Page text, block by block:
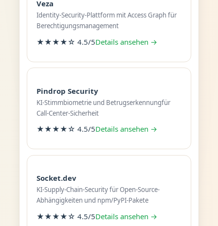
Veza
Identity-Security-Plattform mit Access Graph für
Berechtigungsmanagement
★★★★☆ 4.5/5Details ansehen →
Pindrop Security
KI-Stimmbiometrie und Betrugserkennungfür
Call-Center-Sicherheit
★★★★☆ 4.5/5Details ansehen →
Socket.dev
KI-Supply-Chain-Security für Open-Source-
Abhängigkeiten und npm/PyPI-Pakete
★★★★☆ 4.5/5Details ansehen →